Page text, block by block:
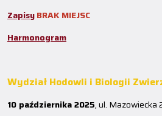
ZapisyBRAK MIEJSC
Harmonogram
Wydział Hodowli i Biologii
10 października 2025, ul. Mazowiecka